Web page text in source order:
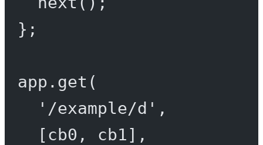
};
app. get (
'/example/d' ,
[cb0, cb1],